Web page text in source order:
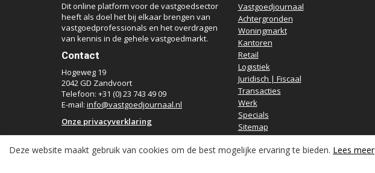
Dit online platform voor de vastgoedsector
heeft als doel het bij elkaar brengen van
vastgoedprofessionals en het overdragen
van kennis in de gehele vastgoedmarkt.
Contact
Hogeweg 19
2042 GD Zandvoort
Telefoon: +31 (0) 23 743 49 09
E-mail: info@vastgoedjournaal.nl
Onze privacyverklaring
Vastgoedjournaal
Achtergronden
Woningmarkt
Kantoren
Retail
Logistiek
Juridisch | Fiscaal
Transacties
Werk
Specials
Sitemap
Deze website maakt gebruik van cookies om de best mogelijke ervaring te bieden. Lees meer